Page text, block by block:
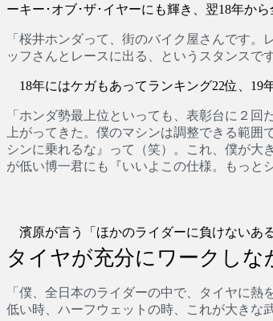
ーキー･オブ･ザ･イヤーにも輝き、翌18年か
「桜井ホンダって、街のバイク屋さんです
ッフさんとレースに出る、というスタンスで
18年にはケガもあってランキング22位、19
「ホンダ勢最上位といっても、表彰台に２
上がってきた。僕のマシンは調整できる範
シンに乗れるな』って（笑）。これ、僕が大
が低い博一君にも『いいよこの仕様。もっと
濱原が言う「ほかのライダーに負けないあ
タイヤが充分にワークしな
「僕、全日本のライダーの中で、タイヤに
低い時、ハーフウェットの時、これが大きな